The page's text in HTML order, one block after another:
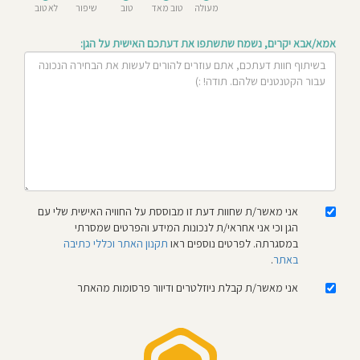
מעולה טוב מאד טוב
שיפור
לא טוב
אמא/אבא יקרים, נשמח שתשתפו את דעתכם האישית על הגן:
אני מאשר/ת שחוות דעת זו מבוססת על החוויה האישית שלי עם
הגן וכי אני אחראי/ת לנכונות המידע והפרטים שמסרתי
במסגרתה. לפרטים נוספים ראו תקנון האתר וכללי כתיבה
באתר.
אני מאשר/ת קבלת ניוזלטרים ודיוור פרסומות מהאתר